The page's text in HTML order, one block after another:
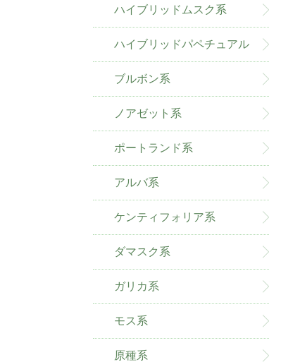
ハイブリッドムスク系
ハイブリッドパペチュアル
ブルボン系
ノアゼット系
ポートランド系
アルバ系
ケンティフォリア系
ダマスク系
ガリカ系
モス系
原種系